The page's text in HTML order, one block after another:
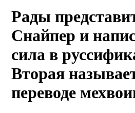
Рады
Снайпер и
сила в
Вторая
переводе